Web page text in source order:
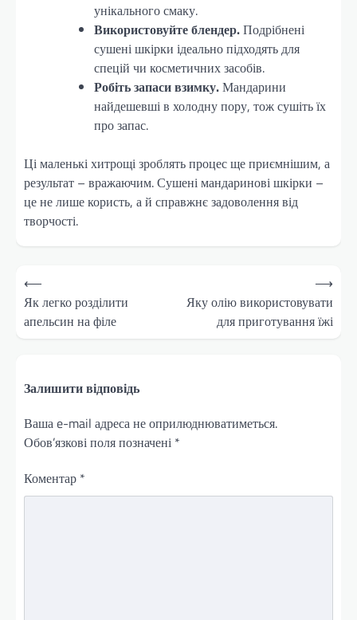
унікального смаку.
Використовуйте блендер.Подрібнені
сушені шкірки ідеально підходять для
спецій чи косметичних засобів.
Робіть запаси взимку.Мандарини
найдешевші в холодну пору, тож сушіть їх
про запас.
Ці маленькі хитрощі зроблять процес ще приємнішим, а
результат – вражаючим. Сушені мандаринові шкірки –
це не лише користь, а й справжнє задоволення від
творчості.
Навігація
записів
⟵
Як легко розділити
апельсин на філе
Яку олію використовувати
для приготування їжі
⟶
Залишити відповідь
Ваша e-mail адреса не оприлюднюватиметься.
Обов’язкові поля позначені *
Коментар *